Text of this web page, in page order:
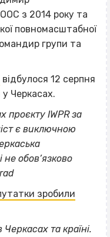
з 2014 року та
повномасштабної
групи та
відбулося 12 серпня
у Черкасах.
проєкту IWPR за
є виключною
не обов’язково
зробили
та країні.